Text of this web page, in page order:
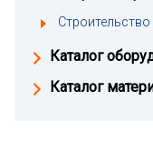
Каталог
Каталог